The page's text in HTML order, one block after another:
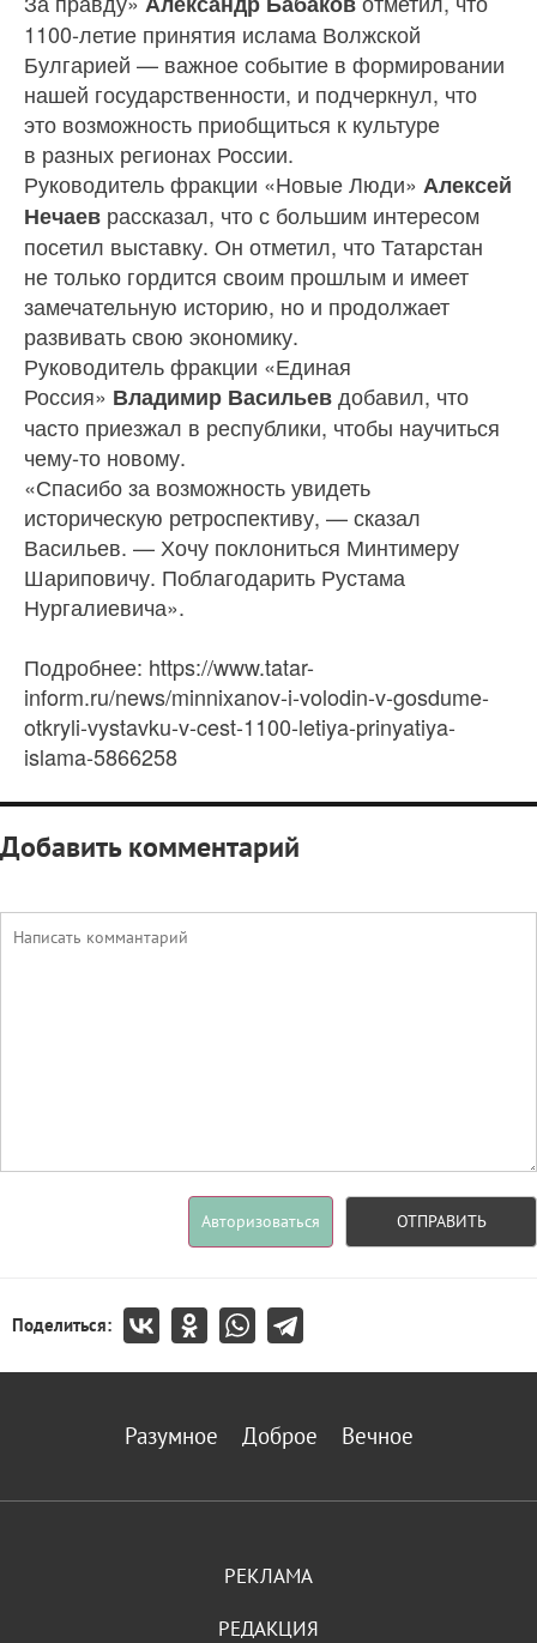
1100-летие принятия ислама Волжской
Булгарией — важное событие в формировании
нашей государственности, и подчеркнул, что
это возможность приобщиться к культуре
в разных регионах России.
Руководитель фракции «Новые Люди» Алексей
Нечаев рассказал, что с большим интересом
посетил выставку. Он отметил, что Татарстан
не только гордится своим прошлым и имеет
замечательную историю, но и продолжает
развивать свою экономику.
Руководитель фракции «Единая
Россия» Владимир Васильевдобавил, что
часто приезжал в республики, чтобы научиться
чему-то новому.
«Спасибо за возможность увидеть
историческую ретроспективу, — сказал
Васильев. — Хочу поклониться Минтимеру
Шариповичу. Поблагодарить Рустама
Нургалиевича».
Подробнее: https://www.tatar-
inform.ru/news/minnixanov-i-volodin-v-gosdume-
otkryli-vystavku-v-cest-1100-letiya-prinyatiya-
islama-5866258
Добавить комментарий
Авторизоваться ОТПРАВИТЬ
Поделиться:
Разумное Доброе Вечное
РЕКЛАМА
РЕДАКЦИЯ